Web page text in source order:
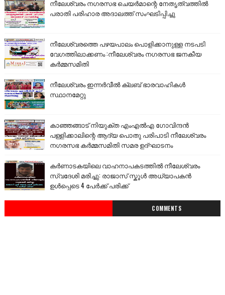
നീലേശ്വരം നഗരസഭ ചെയർമാന്റെ നേതൃത്വത്തിൽ
പരാതി പരിഹാര അദാലത്ത് സംഘടിപ്പിച്ചു
നീലേശ്വരത്തെ പഴയപാലം പൊളിക്കാനുള്ള നടപടി
വേഗത്തിലാക്കണം :നീലേശ്വരം നഗരസഭ ജനകീയ
കർമ്മസമിതി
നീലേശ്വരം ഇന്നർവീൽ ക്ലബ് ഭാരവാഹികൾ
സ്ഥാനമേറ്റു
കാഞ്ഞങ്ങാട് നിയുക്ത എംഎൽഎ ഗോവിന്ദൻ
പള്ളിക്കാലിന്റെ ആദ്യ പൊതു പരിപാടി നീലേശ്വരം
നഗരസഭ കർമ്മസമിതി സമര ഉദ്ഘാടനം
കർണാടകയിലെ വാഹനാപകടത്തിൽ നീലേശ്വരം
സ്വദേശി മരിച്ചു: രാജാസ് സ്കൂൾ അധ്യാപകൻ
ഉൾപ്പെടെ 4 പേർക്ക് പരിക്ക്
COMMENTS